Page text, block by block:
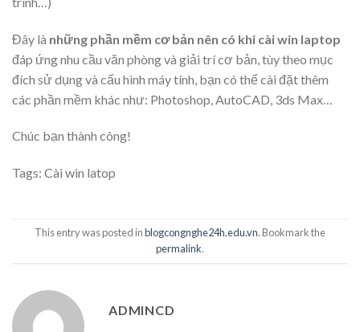
Đây là những phần mềm cơ bản nên có khi cài win laptop
đáp ứng nhu cầu văn phòng và giải trí cơ bản, tùy theo mục
đích sử dụng và cấu hình máy tính, bạn có thể cài đặt thêm
các phần mềm khác như: Photoshop, AutoCAD, 3ds Max…
Chúc bạn thành công!
Tags: Cài win latop
This entry was posted inblogcongnghe24h.edu.vn. Bookmark the
permalink.
ADMINCD